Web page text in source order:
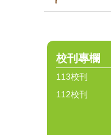
校刊專欄
113校刊
112校刊